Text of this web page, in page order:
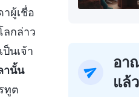
ผู้เชื่อ
ลกล่าว
นเจ้า
านั้น
ทูต
อา
แล้ว